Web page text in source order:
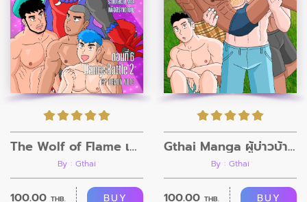
The Wolf of Flame เมื่อผมรวมร่างกับหมาป่าอัคคี ตอนที่6
By : Gthai
100.00 THB. BUY
Gthai Manga ผู้บ่าวบ้านนา ตอนที่4
By : Gthai
100.00 THB. BUY